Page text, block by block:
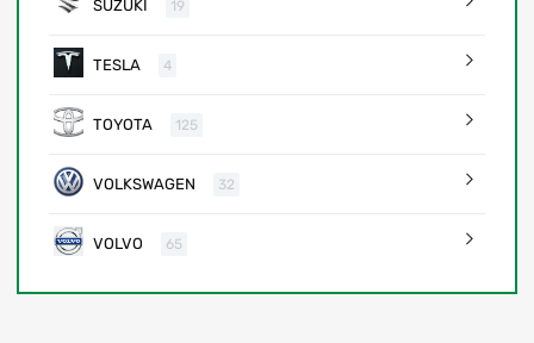
SUZUKI 19
TESLA 4
TOYOTA 125
VOLKSWAGEN 32
VOLVO 65